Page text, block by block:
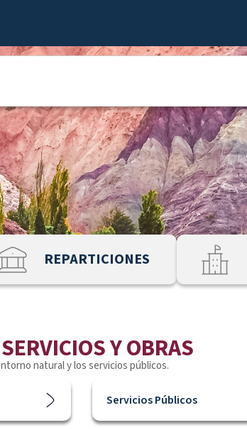
REPARTICIONES
Y OBRAS
natural y los servicios públicos.
Servicios Públicos